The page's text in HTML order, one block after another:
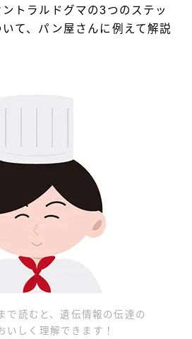
トラルドグマの3つのステッ
て、パン屋さんに例えて解説
で読むと、遺伝情報の伝達の
いしく理解できます！